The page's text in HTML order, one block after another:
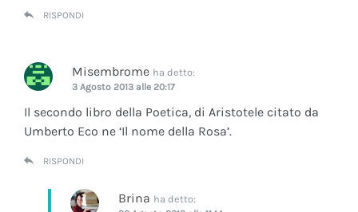
RISPONDI
Misembrome ha detto:
3 Agosto 2013 alle 20:17
Il secondo libro della Poetica, di Aristotele citato da
Umberto Eco ne ‘Il nome della Rosa’.
RISPONDI
Brina ha detto: